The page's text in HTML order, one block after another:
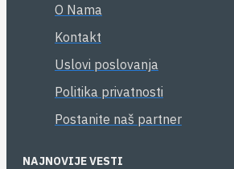
O Nama
Kontakt
Uslovi poslovanja
Politika privatnosti
Postanite naš partner
NAJNOVIJE VESTI